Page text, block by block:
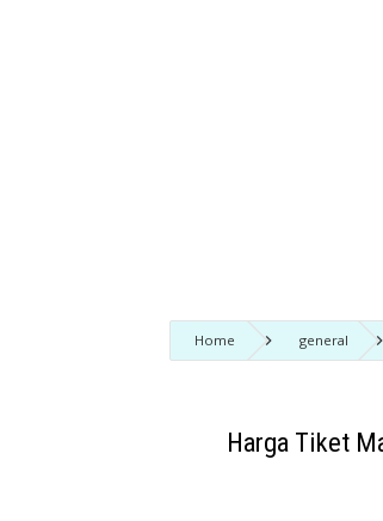
Home general
Menkeu Sri Mulyani
Harga Tiket